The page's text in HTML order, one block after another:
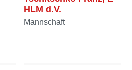
HLM d.V.
Mannschaft